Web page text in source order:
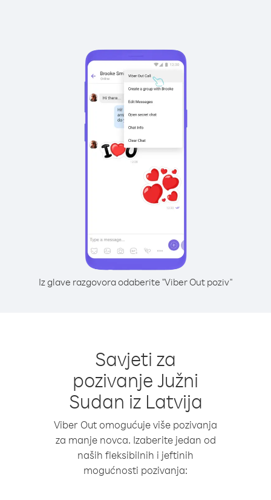
Iz glave razgovora odaberite "Viber Out poziv"
Savjeti za
pozivanje Južni
Sudan iz Latvija
Viber Out omogućuje više pozivanja
za manje novca. Izaberite jedan od
naših fleksibilnih i jeftinih
mogućnosti pozivanja: